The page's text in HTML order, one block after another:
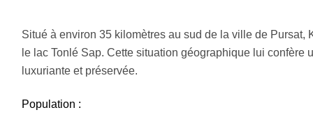
Situé à environ 35 kilomètres au sud de la ville de Pursat,
le lac Tonlé Sap. Cette situation géographique lui confère
luxuriante et préservée.
Population :